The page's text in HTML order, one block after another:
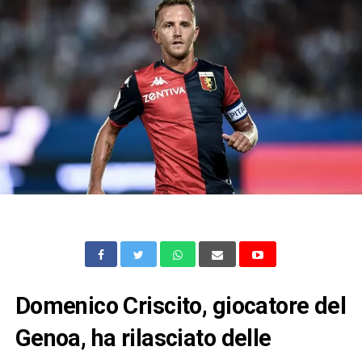
Domenico Criscito, giocatore del
Genoa, ha rilasciato delle